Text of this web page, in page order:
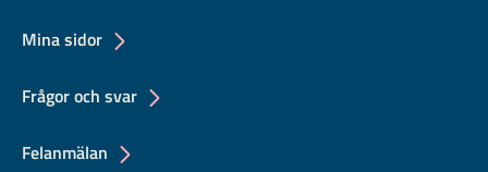
Mina sidor
Frågor och svar
Felanmälan